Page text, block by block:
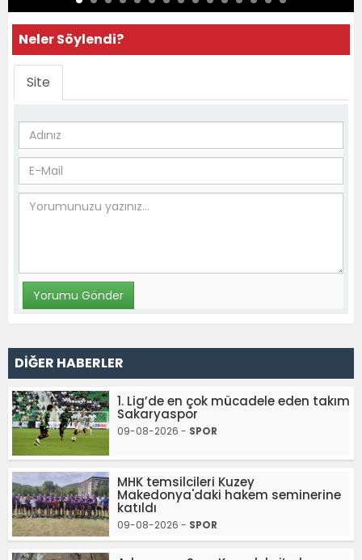
Neler Söylendi?
Site
DİĞER HABERLER
1. Lig’de en çok mücadele eden takım
Sakaryaspor
09-08-2026 - SPOR
MHK temsilcileri Kuzey
Makedonya'daki hakem seminerine
katıldı
09-08-2026 - SPOR